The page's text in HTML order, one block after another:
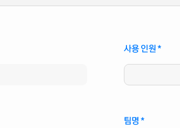
사용 인원 *
팀명 *